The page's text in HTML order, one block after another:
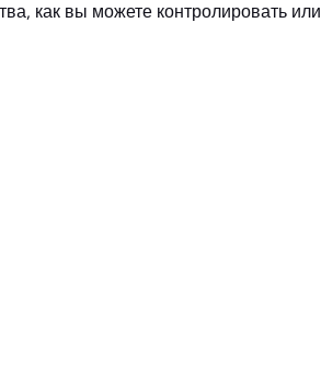
как вы можете контролировать или